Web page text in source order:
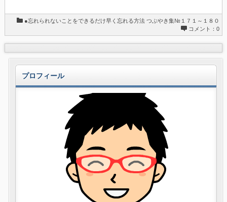
●忘れられないことをできるだけ早く忘れる方法 つぶやき集№１７１～１８０
コメント：0
プロフィール